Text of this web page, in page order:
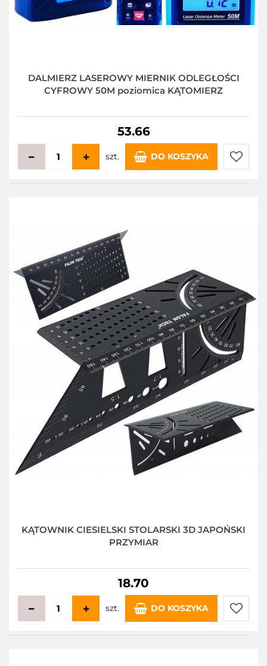
DALMIERZ LASEROWY MIERNIK ODLEGŁOŚCI
CYFROWY 50M poziomica KĄTOMIERZ
53.66
szt. DO KOSZYKA
Do
KĄTOWNIK CIESIELSKI STOLARSKI 3D JAPOŃSKI
PRZYMIAR
18.70
szt. DO KOSZYKA
Do